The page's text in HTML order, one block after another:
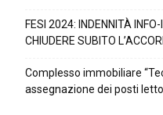
FESI 2024: INDENNITÀ
CHIUDERE SUBITO
Complesso immobiliare
assegnazione dei posti letto